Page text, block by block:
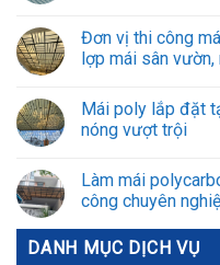
Đơn vị thi công
lợp mái sân vườn,
Mái poly lắp đặt
nóng vượt trội
Làm mái
công chuyên
DANH MỤC DỊCH VỤ